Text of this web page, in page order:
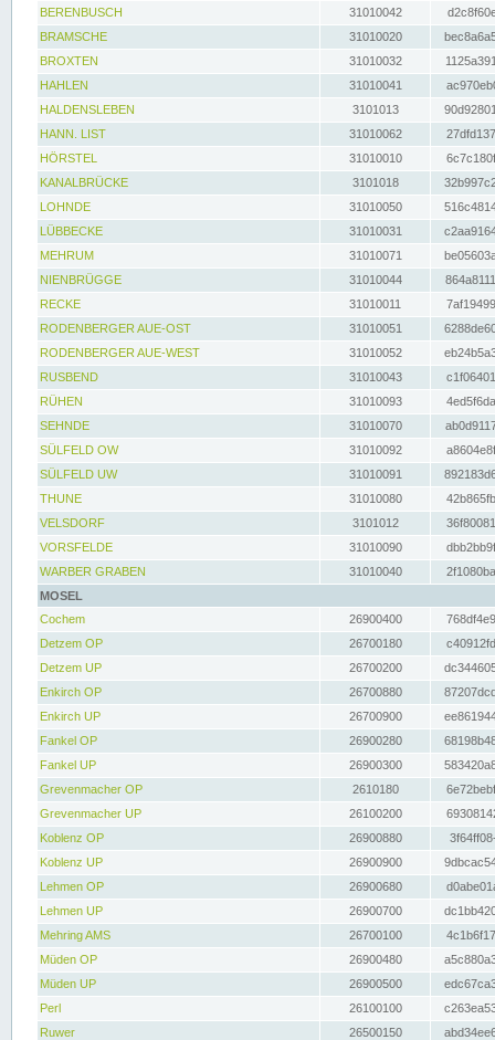
BERENBUSCH
31010042
BRAMSCHE
31010020
BROXTEN
31010032
HAHLEN
31010041
HALDENSLEBEN
3101013
HANN. LIST
31010062
HÖRSTEL
31010010
KANALBRÜCKE
3101018
LOHNDE
31010050
LÜBBECKE
31010031
MEHRUM
31010071
NIENBRÜGGE
31010044
RECKE
31010011
RODENBERGER AUE-OST
31010051
RODENBERGER AUE-WEST
31010052
RUSBEND
31010043
RÜHEN
31010093
SEHNDE
31010070
SÜLFELD OW
31010092
SÜLFELD UW
31010091
THUNE
31010080
VELSDORF
3101012
VORSFELDE
31010090
WARBER GRABEN
31010040
MOSEL
Cochem
26900400
Detzem OP
26700180
Detzem UP
26700200
Enkirch OP
26700880
Enkirch UP
26700900
Fankel OP
26900280
Fankel UP
26900300
Grevenmacher OP
2610180
Grevenmacher UP
26100200
Koblenz OP
26900880
Koblenz UP
26900900
Lehmen OP
26900680
Lehmen UP
26900700
Mehring AMS
26700100
Müden OP
26900480
Müden UP
26900500
Perl
26100100
Ruwer
26500150